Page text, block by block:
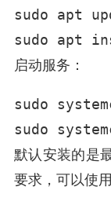
sudo apt
sudo apt
启动服务：
sudo
sudo
默认安装的是
要求，可以使